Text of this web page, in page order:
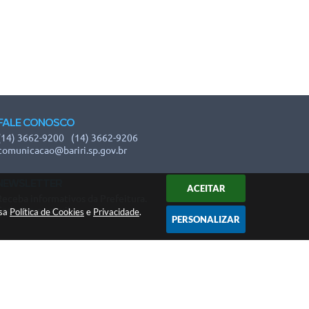
Política de Cookies e Privacidade.
ACEITAR
PERSONALIZAR
CONOSCO
3662-9200
(14) 3662-9206
se aqui!